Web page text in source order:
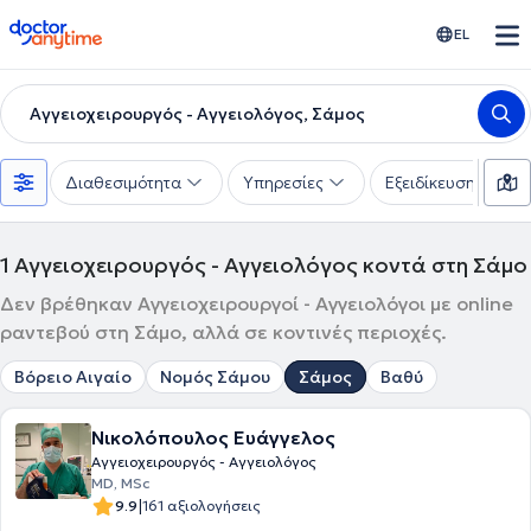
doctoranytime EL
Αγγειοχειρουργός - Αγγειολόγος, Σάμος
Διαθεσιμότητα Υπηρεσίες Εξειδίκευση
1 Αγγειοχειρουργός - Αγγειολόγος κοντά στη Σάμο
Δεν βρέθηκαν Αγγειοχειρουργοί - Αγγειολόγοι με online
ραντεβού στη Σάμο, αλλά σε κοντινές περιοχές.
Βόρειο Αιγαίο Νομός Σάμου Σάμος Βαθύ
Νικολόπουλος Ευάγγελος
Αγγειοχειρουργός - Αγγειολόγος
MD, MSc
9.9|161 αξιολογήσεις